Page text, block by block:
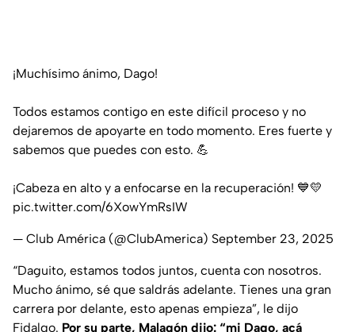
¡Muchísimo ánimo, Dago!
Todos estamos contigo en este difícil proceso y no
dejaremos de apoyarte en todo momento. Eres fuerte y
sabemos que puedes con esto. 💪
¡Cabeza en alto y a enfocarse en la recuperación! 💙💛
pic.twitter.com/6XowYmRsIW
— Club América (@ClubAmerica) September 23, 2025
“Daguito, estamos todos juntos, cuenta con nosotros.
Mucho ánimo, sé que saldrás adelante. Tienes una gran
carrera por delante, esto apenas empieza”, le dijo
Fidalgo. Por su parte, Malagón dijo: “mi Dago, acá